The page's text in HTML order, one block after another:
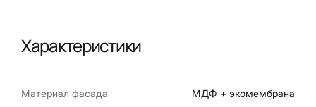
Характеристики
Материал фасада МДФ + экомембрана